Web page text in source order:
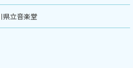
県立音楽堂